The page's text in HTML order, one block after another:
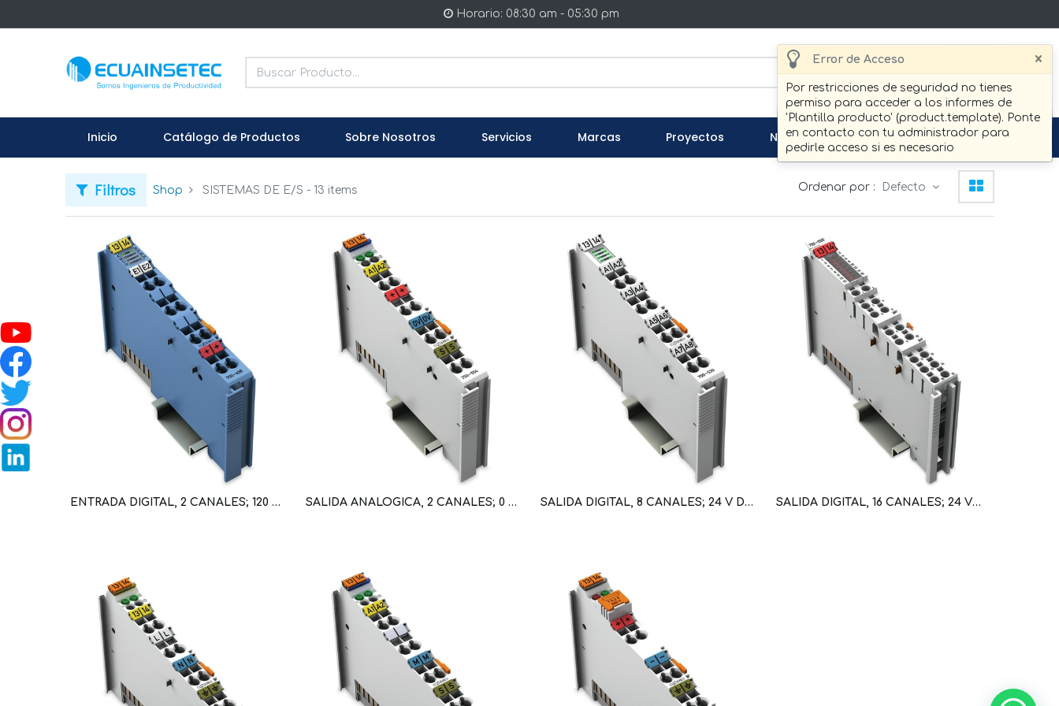
Error de Acceso ×
Por restricciones de seguridad no tienes
permiso para acceder a los informes de
'Plantilla producto' (product.template). Ponte
en contacto con tu administrador para
pedirle acceso si es necesario
Horario: 08:30 am - 05:30 pm
Buscar
Inicio Catálogo de Productos Sobre Nosotros Servicios Marcas Proyectos Noticias Contáctenos
Filtros Shop SISTEMAS DE E/S - 13 items Ordenar por : Defecto
ENTRADA DIGITAL, 2 CANALES; 120 V AC (WAG100451 / 750-406) SALIDA ANALOGICA, 2 CANALES; 0 … 10V DC (WAG100479 / 750-550) SALIDA DIGITAL, 8 CANALES; 24 V DC; 0,5 A (WAG100477 / 750-530) SALIDA DIGITAL, 16 CANALES; 24 VDC; 0,5 A; CONMUTACION NEGATIVA (NPN); AWG 28-16 (WAG101061 / 750-1505)